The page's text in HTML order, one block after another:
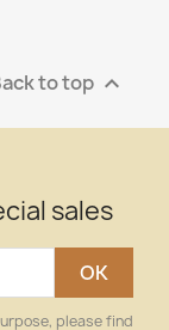
to top 
sales
please find